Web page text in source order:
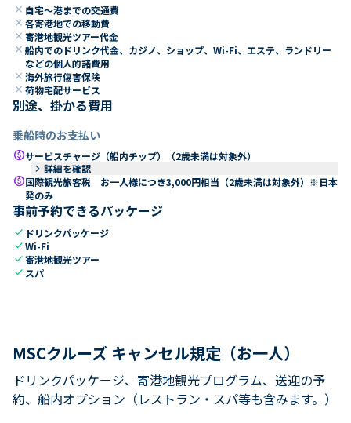
close 自宅～港までの交通費
close 各寄港地での移動費
close 寄港地観光ツアー代金
close 船内でのドリンク代金、カジノ、ショップ、Wi-Fi、エステ、ランドリー
などの個人的諸費用
close 海外旅行傷害保険
close 荷物宅配サービス
別途、掛かる費用
乗船時のお支払い
paidサービスチャージ（船内チップ）（2歳未満は対象外）
keyboard_arrow_right 詳細を確認
paid国際観光旅客税 お一人様につき3,000円相当（2歳未満は対象外）※日本
発のみ
事前予約できるパッケージ
check ドリンクパッケージ
checkWi-Fi
check寄港地観光ツアー
check スパ
MSCクルーズ キャンセル規定（お一人）
ドリンクパッケージ、寄港地観光プログラム、送迎の予
約、船内オプション（レストラン・スパ等も含みます。）